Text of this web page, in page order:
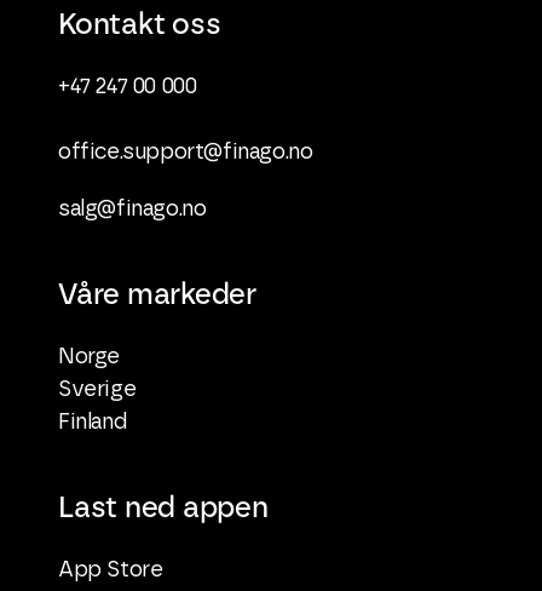
Kontakt oss
+47 247 00 000
office.support@finago.no
salg@finago.no
Våre markeder
Norge
Sverige
Finland
Last ned appen
App Store